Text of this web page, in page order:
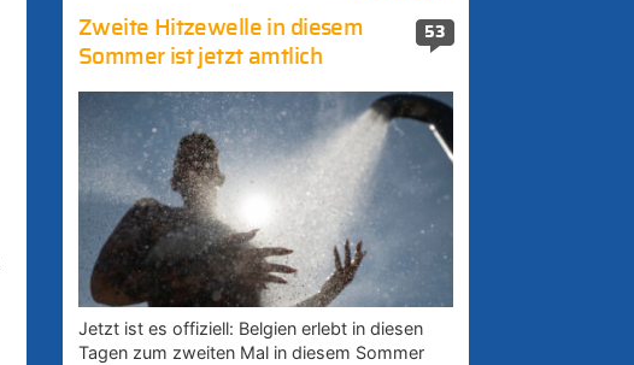
53
Zweite Hitzewelle in diesem
Sommer ist jetzt amtlich
Jetzt ist es offiziell: Belgien erlebt in diesen
Tagen zum zweiten Mal in diesem Sommer